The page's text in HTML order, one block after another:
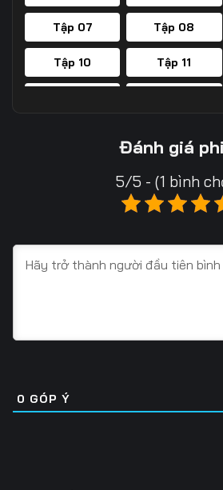
Tập 07 Tập 08
Tập 10 Tập 11
Tập 23
Tập 28 Tập 29
Tập 34 Tập 35
Tập 40 Tập 41
Đánh giá
5/5 - (1 bình
0 GÓP Ý